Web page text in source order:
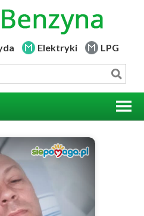
Elektryki LPG